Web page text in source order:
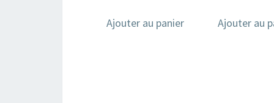
Ajouter au panier Ajouter au